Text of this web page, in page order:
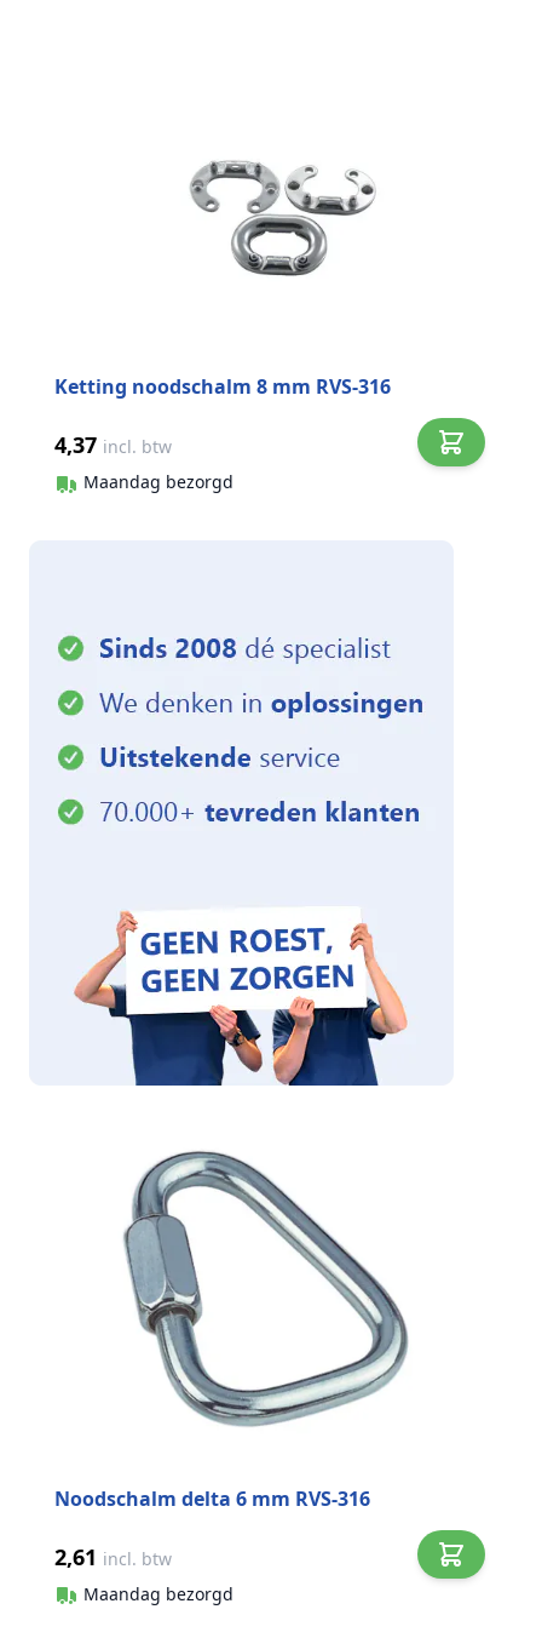
Ketting noodschalm 8 mm RVS-316
4,37 incl. btw
Maandag bezorgd
Noodschalm delta 6 mm RVS-316
2,61 incl. btw
Maandag bezorgd